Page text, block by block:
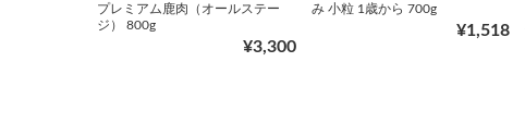
プレミアム鹿肉（オールステー
ジ） 800g
¥3,300
み 小粒 1歳から 700g
¥1,518